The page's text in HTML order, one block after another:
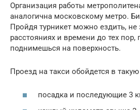
Организация работы
аналогична московскому метро.
Пройдя турникет можно ездить,
расстояниях и времени до тех пор,
поднимешься на поверхность.
Проезд на такси обойдется в
посадка и последующие 3